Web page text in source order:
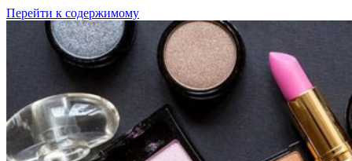
Перейти к содержимому